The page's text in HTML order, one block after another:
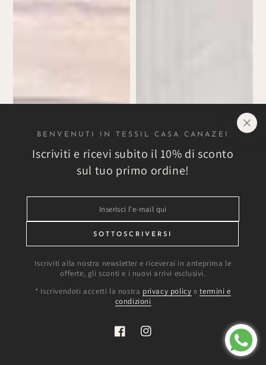
BENVENUTI IN TESSIL CASA CANAZEI
Iscriviti e ricevi subito il 10% di sconto
sul tuo primo ordine!
l'e-
SOTTOSCRIVERSI
Iscriviti alla nostra newsletter e riceverai in anteprima le
offerte, gli sconti e i nuovi arrivi esclusivi.
* Iscrivendoti accetti la nostra privacy policy etermini e
condizioni
FacebookInstagram